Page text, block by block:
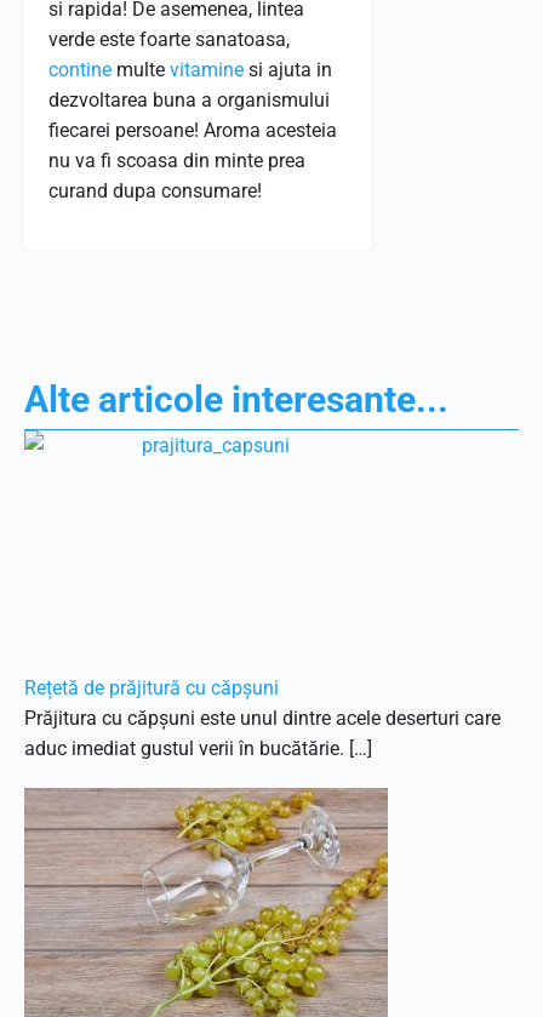
si rapida! De asemenea, lintea
verde este foarte sanatoasa,
contine multe vitamine si ajuta in
dezvoltarea buna a organismului
fiecarei persoane! Aroma acesteia
nu va fi scoasa din minte prea
curand dupa consumare!
Alte articole interesante...
Rețetă de prăjitură cu căpșuni
Prăjitura cu căpșuni este unul dintre acele deserturi care
aduc imediat gustul verii în bucătărie. […]